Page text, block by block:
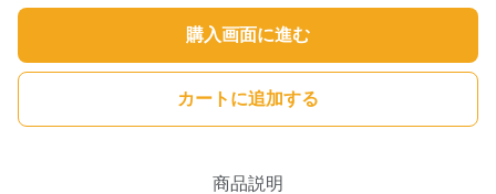
購入画面に進む
カートに追加する
商品説明